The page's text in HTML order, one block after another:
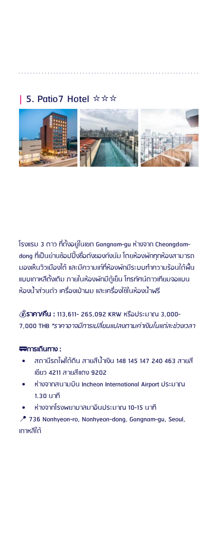
| 5. Patio7 Hotel ⭐️⭐️⭐️
โรงแรม 3 ดาว ที่ตั้งอยู่ในเขต Gangnam-gu ห่างจาก Cheongdam-
dong ที่เป็นย่านช้อปปิ้งชื่อดังของกังนัม โดยห้องพักทุกห้องสามารถ
มองเห็นวิวเมืองได้ และมีความเก๋ที่ห้องพักมีระบบทำความร้อนใต้พื้น
แบบเกาหลีดั้งเดิม ภายในห้องพักมีตู้เย็น โทรทัศน์ดาวเทียมจอแบน
ห้องน้ำส่วนตัว เครื่องเป่าผม และเครื่องใช้ในห้องน้ำฟรี
💰ราคา/คืน : 113,611- 265,092 KRW หรือประมาณ 3,000-
7,000 THB *ราคาอาจมีการเปลี่ยนแปลงตามค่าเงินในแต่ละช่วงเวลา
🚃การเดินทาง :
สถานีรถไฟใต้ดิน สายสีน้ำเงิน 148 145 147 240 463 สายสี
เขียว 4211 สายสีแดง 9202
ห่างจากสนามบิน Incheon International Airport ประมาณ
1.30 นาที
ห่างจากโรงพยาบาลมาอินประมาณ 10-15 นาที
📍 736 Nonhyeon-ro, Nonhyeon-dong, Gangnam-gu, Seoul,
เกาหลีใต้